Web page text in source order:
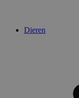
Dieren